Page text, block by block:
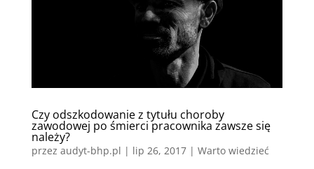
Czy odszkodowanie z tytułu choroby
zawodowej po śmierci pracownika zawsze się
należy?
przez audyt-bhp.pl | lip 26, 2017| Warto wiedzieć